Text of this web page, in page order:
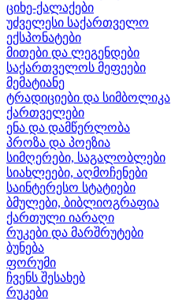
ციხე-ქალაქები
უძველესი საქართველო
ექსპონატები
მითები და ლეგენდები
საქართველოს მეფეები
მემატიანე
ტრადიციები და სიმბოლიკა
ქართველები
ენა და დამწერლობა
პროზა და პოეზია
სიმღერები, საგალობლები
სიახლეები, აღმოჩენები
საინტერესო სტატიები
ბმულები, ბიბლიოგრაფია
ქართული იარაღი
რუკები და მარშრუტები
ბუნება
ფორუმი
ჩვენს შესახებ
რუკები